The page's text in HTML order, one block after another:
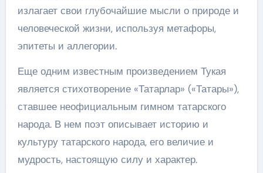
излагает свои глубочайшие мысли о природе и
человеческой жизни, используя метафоры,
эпитеты и аллегории.
Еще одним известным произведением Тукая
является стихотворение «Татарлар» («Татары»),
ставшее неофициальным гимном татарского
народа. В нем поэт описывает историю и
культуру татарского народа, его величие и
мудрость, настоящую силу и характер.